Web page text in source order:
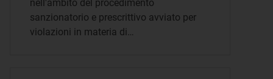
nell'ambito del procedimento
sanzionatorio e prescrittivo avviato per
violazioni in materia di…